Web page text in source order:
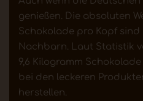
genießen. Die absoluten
Schokolade pro Kopf sind
Nachbarn. Laut Statistik
9,6 Kilogramm
bei den leckeren
herstellen.